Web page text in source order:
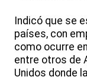
Indicó que se
países, con
como ocurre en
entre otros de
Unidos donde